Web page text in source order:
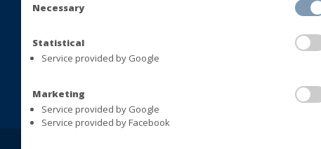
info@bluversas.com
Necessary
Statistical
Service provided by Google
Marketing
Service provided by Google
Service provided by Facebook